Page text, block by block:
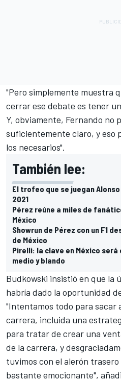
"Pero simplemente muestra
cerrar ese debate es tener
Y, obviamente, Fernando no
suficientemente claro, y eso
los necesarios".
También lee:
El trofeo que se juegan
2021
Pérez reúne a miles de
México
Showrun de Pérez con un F1
de México
Pirelli: la clave en México
medio y blando
Budkowski insistió en que la
habría dado la oportunidad
"Intentamos todo para sacar
carrera, incluida una
para tratar de crear una
de la carrera, y
tuvimos con el alerón
bastante emocionante",